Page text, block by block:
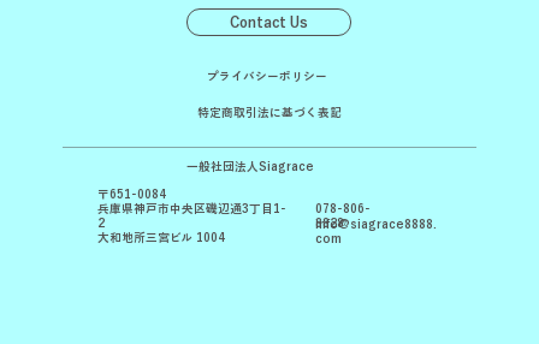
プライバシーポリシー
特定商取引法に基づく表記
info@siagrace8888.
com
078-806-
8828
一般社団法人Siagrace
〒651-0084
兵庫県神戸市中央区磯辺通3丁目1-
2
大和地所三宮ビル 1004
Contact Us